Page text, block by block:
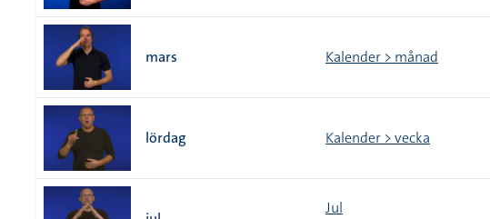
mars Kalender > månad
lördag Kalender > vecka
Jul